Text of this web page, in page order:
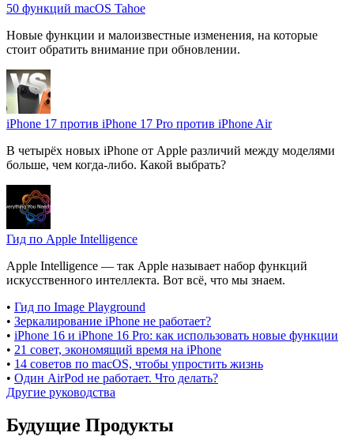
50 функций macOS Tahoe
Новые функции и малоизвестные изменения, на которые
стоит обратить внимание при обновлении.
iPhone 17 против iPhone 17 Pro против iPhone Air
В четырёх новых iPhone от Apple различий между моделями
больше, чем когда-либо. Какой выбрать?
Гид по Apple Intelligence
Apple Intelligence — так Apple называет набор функций
искусственного интеллекта. Вот всё, что мы знаем.
• Гид по Image Playground
• Зеркалирование iPhone не работает?
• iPhone 16 и iPhone 16 Pro: как использовать новые функции
• 21 совет, экономящий время на iPhone
• 14 советов по macOS, чтобы упростить жизнь
• Один AirPod не работает. Что делать?
Другие руководства
Будущие Продукты